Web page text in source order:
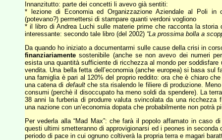
Innanzitutto: parte dei concetti li avevo già sentiti:
* lezione di Economia ed Organizzazione Aziendale al Poli
(potevano?) permettersi di stampare quanti verdoni vogliono
* il libro di Andrea Luchi sulle materie prime che racconta la
interessante: secondo tale libro (del 2002) “La prossima bolla a
Da quando ho iniziato a documentarmi sulle cause della crisi in
finanziariamente sostenibile (anche se non avevo dei numeri
esista una quantità sufficiente di ricchezza al mondo per
vendita. Una bella fetta dell’economia (anche europea) si basa sul
una famiglia è pari al 120% del proprio reddito: ora che è chiaro
una catena di defaultche sta risalendo le filiere di produzione.
consumi (perchè il disoccupato ha meno soldi da spendere). La
38 anni la furberia di produrre valuta svincolata da una ricchezza
una nazione con un’economia dopata che probabilmente non potrà
Per vederla alla “Mad Max”: che farà il popolo affamato in caso
questi ultimi smetteranno di approvigionarsi ed i peones in
periodo di pace in cui ognuno coltiverà la propria terra e magari